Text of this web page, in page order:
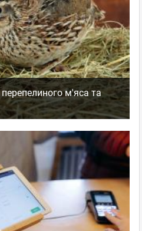
м'яса та